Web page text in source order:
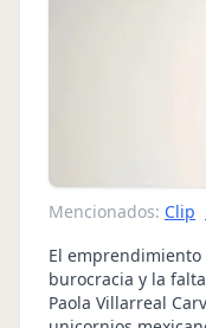
Mencionados: Clip
El
burocracia y la
Paola Villarreal